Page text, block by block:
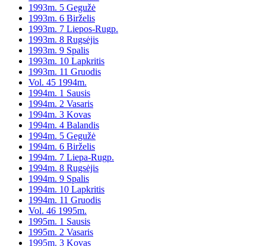
1993m. 5 Gegužė
1993m. 6 Birželis
1993m. 7 Liepos-Rugp.
1993m. 8 Rugsėjis
1993m. 9 Spalis
1993m. 10 Lapkritis
1993m. 11 Gruodis
Vol. 45 1994m.
1994m. 1 Sausis
1994m. 2 Vasaris
1994m. 3 Kovas
1994m. 4 Balandis
1994m. 5 Gegužė
1994m. 6 Birželis
1994m. 7 Liepa-Rugp.
1994m. 8 Rugsėjis
1994m. 9 Spalis
1994m. 10 Lapkritis
1994m. 11 Gruodis
Vol. 46 1995m.
1995m. 1 Sausis
1995m. 2 Vasaris
1995m. 3 Kovas